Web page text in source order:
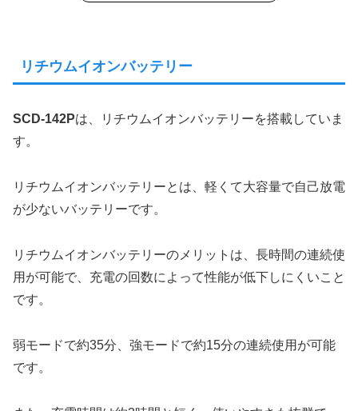
リチウムイオンバッテリー
SCD-142Pは、リチウムイオンバッテリーを搭載していま
す。
リチウムイオンバッテリーとは、軽くて大容量で自己放電
が少ないバッテリーです。
リチウムイオンバッテリーのメリットは、長時間の連続使
用が可能で、充電の回数によって性能が低下しにくいこと
です。
弱モードで約35分、強モードで約15分の連続使用が可能
です。